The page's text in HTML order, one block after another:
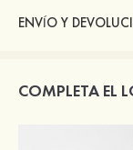
ENVÍO Y
COMPLETA EL